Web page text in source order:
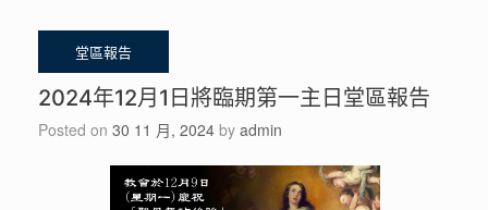
2024年12月1日將臨期第一主日堂區報告
Posted on 30 11 月, 2024 by admin